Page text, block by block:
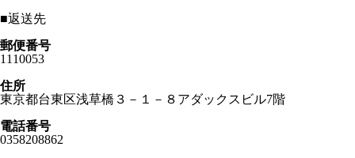
■返送先
郵便番号
1110053
住所
東京都台東区浅草橋３－１－８アダックスビル7階
電話番号
0358208862